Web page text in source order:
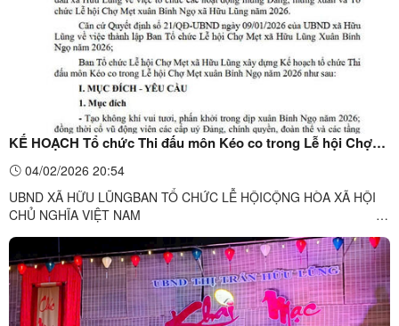
KẾ HOẠCH Tổ chức Thi đấu môn Kéo co trong Lễ hội Chợ
Mẹt xã Hữu Lũng Xuân Bính Ngọ năm 2026
04/02/2026 20:54
UBND XÃ HỮU LŨNGBAN TỔ CHỨC LỄ HỘICỘNG HÒA XÃ HỘI
CHỦ NGHĨA VIỆT NAM
Lũng, ngày 30 tháng 01 năm 2026
...